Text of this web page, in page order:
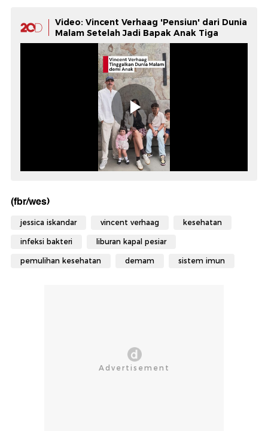
Video: ⁠Vincent Verhaag 'Pensiun' dari Dunia
Malam Setelah Jadi Bapak Anak Tiga
(fbr/wes)
jessica iskandar vincent verhaag kesehatan
infeksi bakteri liburan kapal pesiar
pemulihan kesehatan demam sistem imun